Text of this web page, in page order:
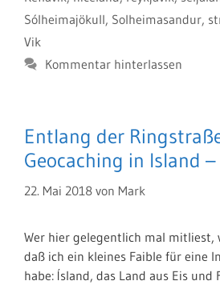
Sólheimajökull, Solheimasandur,
Vik
Kommentar hinterlassen
Entlang der
Geocaching in Island –
22. Mai 2018 von Mark
Wer hier gelegentlich mal mitliest,
daß ich ein kleines Faible für eine
habe: Ísland, das Land aus Eis und